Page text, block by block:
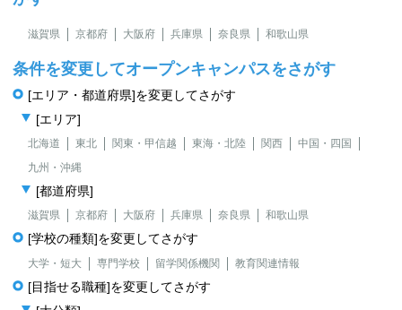
滋賀県 京都府 大阪府 兵庫県 奈良県 和歌山県
条件を変更してオープンキャンパスをさがす
[エリア・都道府県]を変更してさがす
[エリア]
北海道 東北 関東・甲信越 東海・北陸 関西
中国・四国
九州・沖縄
[都道府県]
滋賀県 京都府 大阪府 兵庫県 奈良県 和歌山県
[学校の種類]を変更してさがす
大学・短大 専門学校 留学関係機関 教育関連情報
[目指せる職種]を変更してさがす